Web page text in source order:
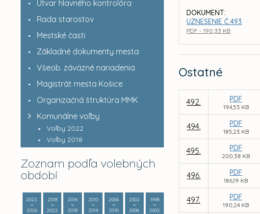
Útvar hlavného kontrolóra
Rada starostov
Mestské časti
Základné dokumenty mesta
Všeob. záväzné nariadenia
Magistrát mesta Košice
Organizačná štruktúra MMK
Komunálne voľby
Voľby 2022
Voľby 2018
Zoznam podľa volebných
období
2022
2026
2018
2022
2014
2018
2010
2014
2006
2010
2002
2006
1998
2002
DOKUMENT:
UZNESENIE Č.493
PDF - 190,33 KB
Ostatné
492. PDF
194,53 KB
494. PDF
185,23 KB
495. PDF
200,38 KB
496. PDF
186,19 KB
497. PDF
190,24 KB